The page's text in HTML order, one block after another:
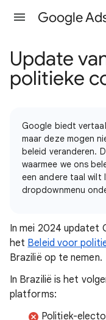
Update
politieke
Google biedt
maar deze mogen
beleid veranderen.
waarmee we ons
een andere taal wilt
dropdownmenu
In mei 2024 updatet
het Beleid voor
Brazilië op te nemen.
In Brazilië is het
platforms:
Politiek-